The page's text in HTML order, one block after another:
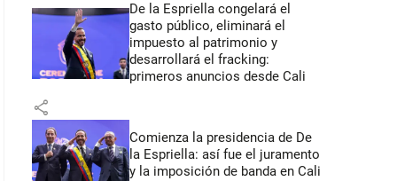
De la Espriella congelará el
gasto público, eliminará el
impuesto al patrimonio y
desarrollará el fracking:
primeros anuncios desde Cali
share
Comienza la presidencia de De
la Espriella: así fue el juramento
y la imposición de banda en Cali